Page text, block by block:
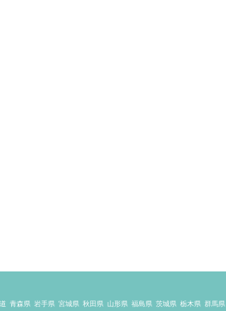
青森県 岩手県 宮城県 秋田県 山形県 福島県 茨城県 栃木県 群馬県